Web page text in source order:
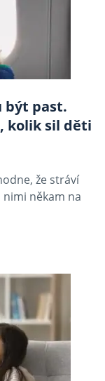
být past.
kolik sil děti
že stráví
nimi někam na